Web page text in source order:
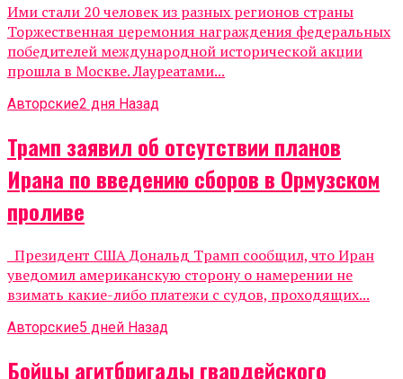
Ими стали 20 человек из разных регионов страны
Торжественная церемония награждения федеральных
победителей международной исторической акции
прошла в Москве. Лауреатами...
Авторские2 дня Назад
Трамп заявил об отсутствии планов
Ирана по введению сборов в Ормузском
проливе
Президент США Дональд Трамп сообщил, что Иран
уведомил американскую сторону о намерении не
взимать какие-либо платежи с судов, проходящих...
Авторские5 дней Назад
Бойцы агитбригады гвардейского